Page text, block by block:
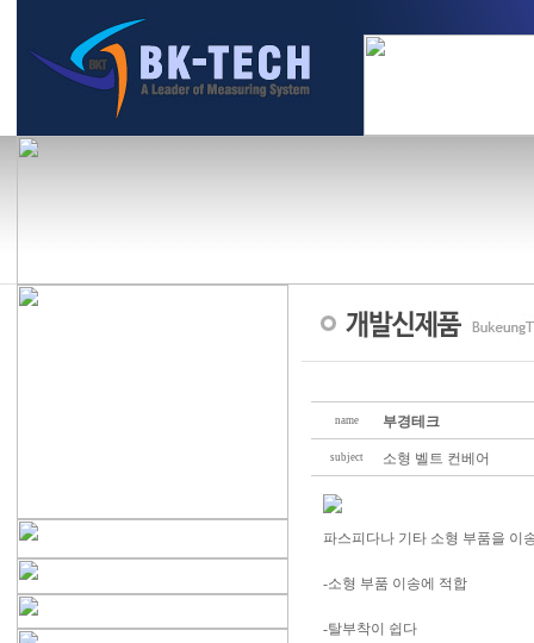
name 부경테크
subject 소형 벨트 컨베어
파스피다나 기타 소형 부품을 이
-소형 부품 이송에 적합
-탈부착이 쉽다